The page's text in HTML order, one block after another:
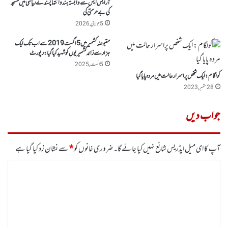
آر ایس ایس سے وابستہ ہندو انتہاپسندنے ریاسی میں مسجد
کی بے حرمتی کی
5 جولائی, 2026
کولگام : ایک شخص پراسرار حالت میں مردہ پایا گیا
28 ستمبر, 2023
مقبوضہ کشمیرمیں 5اگست 2019سے اب تک ایک
ہزار سے زائدکشمیریوں کوشہید کیاگیا: رپورٹ
5 اگست, 2025
جواب دیں
آپ کا ای میل ایڈریس شائع نہیں کیا جائے گا۔ضروری خانوں کو*سے نشان زد کیا گیا ہے